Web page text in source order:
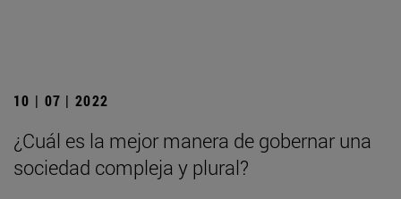
10 | 07 | 2022
¿Cuál es la mejor manera de gobernar una
sociedad compleja y plural?